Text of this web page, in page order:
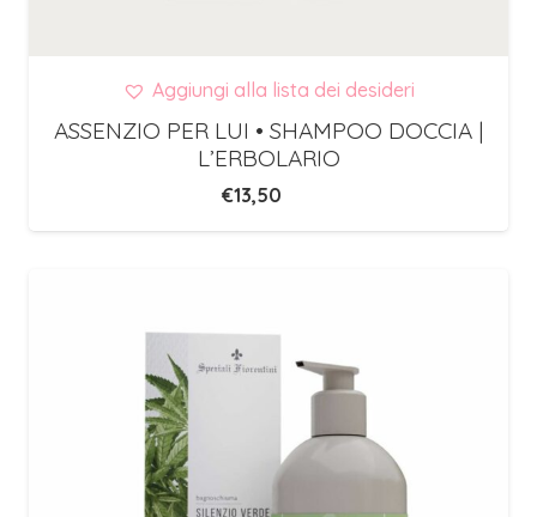
Aggiungi alla lista dei desideri
ASSENZIO PER LUI • SHAMPOO DOCCIA |
L’ERBOLARIO
€13,50